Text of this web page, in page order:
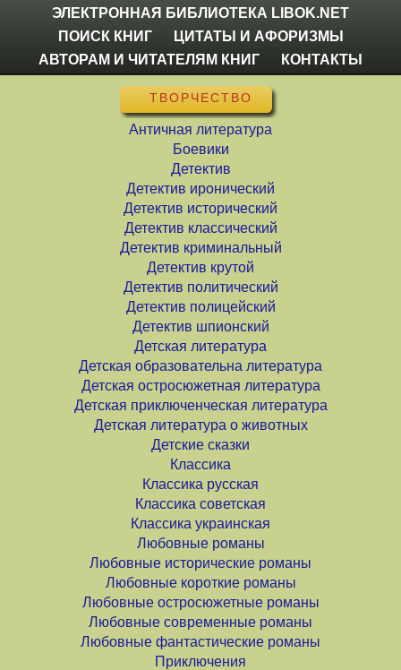
ЭЛЕКТРОННАЯ БИБЛИОТЕКА LIBOK.NET
ПОИСК КНИГ
ЦИТАТЫ И АФОРИЗМЫ
АВТОРАМ И ЧИТАТЕЛЯМ КНИГ
КОНТАКТЫ
ТВОРЧЕСТВО
Античная литература
Боевики
Детектив
Детектив иронический
Детектив исторический
Детектив классический
Детектив криминальный
Детектив крутой
Детектив политический
Детектив полицейский
Детектив шпионский
Детская литература
Детская образовательна литература
Детская остросюжетная литература
Детская приключенческая литература
Детская литература о животных
Детские сказки
Классика
Классика русская
Классика советская
Классика украинская
Любовные романы
Любовные исторические романы
Любовные короткие романы
Любовные остросюжетные романы
Любовные современные романы
Любовные фантастические романы
Приключения